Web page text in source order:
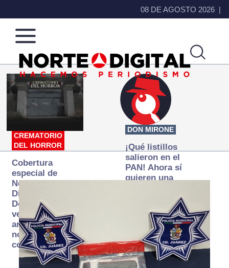
08 DE AGOSTO 2026
Norte
de
Ciudad
Más
que
noticias,
hacemos periodismo
CREMATORIO
DEL HORROR
Cobertura
especial de
Norte
Digital:
Donde la
verdad
arde… pero
no se
consume
DON MIRONE
¡Qué listillos
salieron en el
PAN! Ahora sí
quieren una
autónoma… y
transexenal